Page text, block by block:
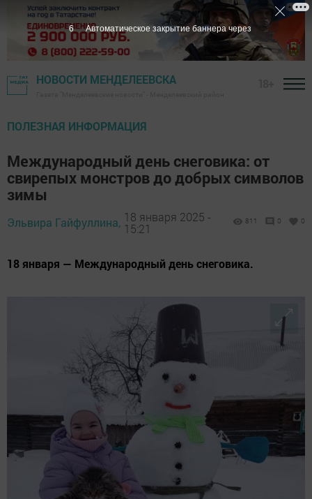
НОВОСТИ МЕНДЕЛЕЕВСКА
ПОЛЕЗНАЯ ИНФОРМАЦИЯ
Международный день снеговика: от
свирепых монстров до добрых символов
зимы
Эльвира Гайфуллина, 18 января 2025 -
15:21
811 0 0
18 января — Международный день снеговика.
5 Автоматическое закрытие баннера через